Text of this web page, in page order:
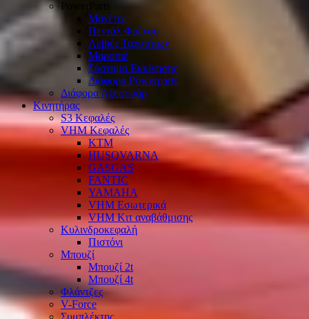
Μανέτες
Πεντάλ Φρένου
Λεβιές Ταχυτήτων
Μαρσπιέ
Σύστημα Εκκίνησης
Διάφορα Powerparts
Διάφορα Αξεσουάρ
Κινητήρας
S3 Κεφαλές
VHM Κεφαλές
KTM
HUSQVARNA
GASGAS
FANTIC
YAMAHA
VHM Εσωτερικά
VHM Κιτ αναβάθμισης
Κυλινδροκεφαλή
Πιστόνι
Μπουζί
Μπουζί 2t
Μπουζί 4t
Φλάντζες
V-Force
Συμπλέκτης